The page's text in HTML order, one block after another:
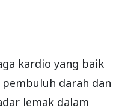
kardio yang baik
darah dan
lemak dalam